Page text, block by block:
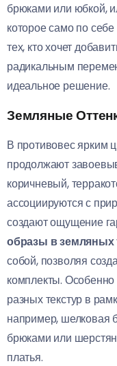
брюками или юбкой,
которое само по
тех, кто хочет
радикальным
идеальное решение.
Земляные
В противовес ярким
продолжают
коричневый,
ассоциируются с
создают ощущение
образы в земляных
собой, позволяя
комплекты.
разных текстур в
например, шелковая
брюками или
платья.